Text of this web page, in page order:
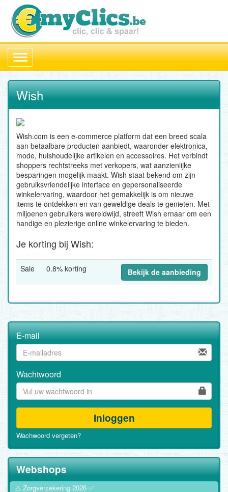
Toggle
navigation
Wish
Wish.com is een e-commerce platform dat een breed scala
aan betaalbare producten aanbiedt, waaronder elektronica,
mode, huishoudelijke artikelen en accessoires. Het verbindt
shoppers rechtstreeks met verkopers, wat aanzienlijke
besparingen mogelijk maakt. Wish staat bekend om zijn
gebruiksvriendelijke interface en gepersonaliseerde
winkelervaring, waardoor het gemakkelijk is om nieuwe
items te ontdekken en van geweldige deals te genieten. Met
miljoenen gebruikers wereldwijd, streeft Wish ernaar om een
handige en plezierige online winkelervaring te bieden.
Je korting bij Wish:
Sale 0.8% korting Bekijk de aanbieding
E-mail
Wachtwoord
Inloggen
Wachwoord vergeten?
Webshops
⚠️ Zorgverzekering 2026 ✅